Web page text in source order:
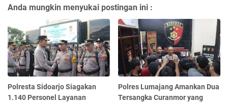
Anda mungkin menyukai postingan ini :
Polresta Sidoarjo Siagakan
1.140 Personel Layanan
Polres Lumajang Amankan Dua
Tersangka Curanmor yang